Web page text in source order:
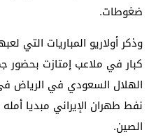
ضغوطات.
وذكر أولاريو المباريات التي
كبار في ملاعب إمتازت بحضور
الهلال السعودي في الرياض
نفط طهران الإيراني مبديا أمله
الصين.